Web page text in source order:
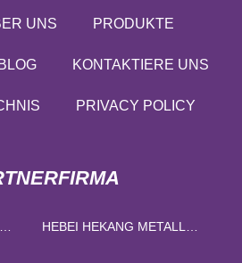
UNS PRODUKTE
BLOG KONTAKTIERE UNS
PRIVACY POLICY
HEBEI HEKANG METALL